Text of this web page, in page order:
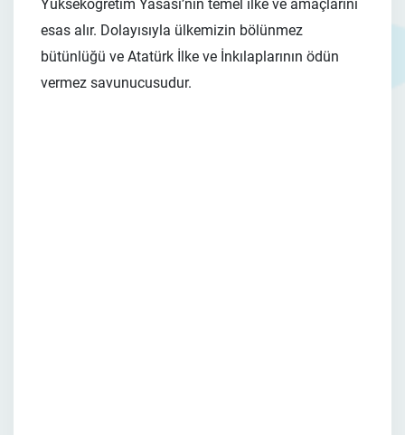
Yükseköğretim Yasası’nın temel ilke ve amaçlarını
esas alır. Dolayısıyla ülkemizin bölünmez
bütünlüğü ve Atatürk İlke ve İnkılaplarının ödün
vermez savunucusudur.